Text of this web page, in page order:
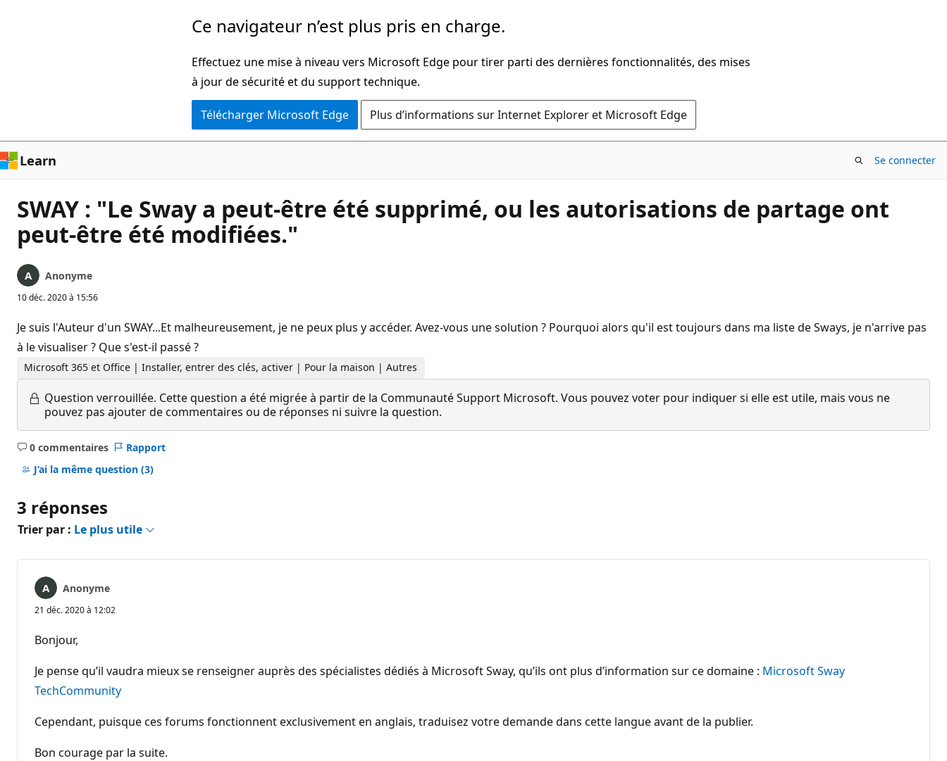
Ce navigateur n’est plus pris en charge.
Effectuez une mise à niveau vers Microsoft Edge pour tirer parti des dernières fonctionnalités, des mises
à jour de sécurité et du support technique.
Télécharger Microsoft Edge Plus d’informations sur Internet Explorer et Microsoft Edge
Learn Se connecter
SWAY : "Le Sway a peut-être été supprimé, ou les autorisations de partage ont
peut-être été modifiées."
Anonyme
10 déc. 2020 à 15:56
Je suis l'Auteur d'un SWAY...Et malheureusement, je ne peux plus y accéder. Avez-vous une solution ? Pourquoi alors qu'il est toujours dans ma liste de Sways, je n'arrive pas
à le visualiser ? Que s'est-il passé ?
Microsoft 365 et Office | Installer, entrer des clés, activer | Pour la maison | Autres
Question verrouillée. Cette question a été migrée à partir de la Communauté Support Microsoft. Vous pouvez voter pour indiquer si elle est utile, mais vous ne
pouvez pas ajouter de commentaires ou de réponses ni suivre la question.
0 commentaires
Aucun
commentaire
Rapport
J’ai la même question (3)
3 réponses
Trier par : Le plus utile
Anonyme
21 déc. 2020 à 12:02
Bonjour,
Je pense qu’il vaudra mieux se renseigner auprès des spécialistes dédiés à Microsoft Sway, qu’ils ont plus d’information sur ce domaine : Microsoft Sway
TechCommunity
Cependant, puisque ces forums fonctionnent exclusivement en anglais, traduisez votre demande dans cette langue avant de la publier.
Bon courage par la suite.